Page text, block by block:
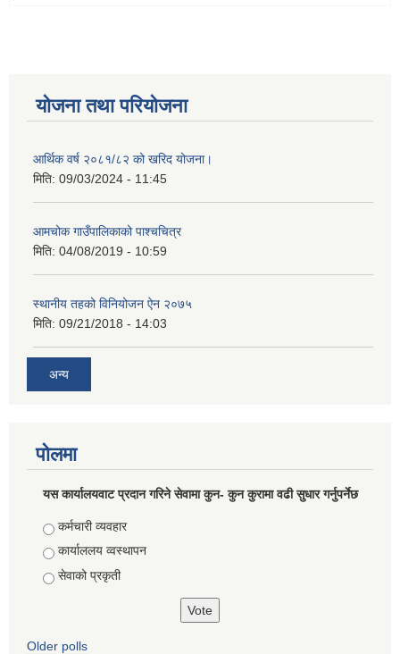
योजना तथा परियोजना
आर्थिक वर्ष २०८१/८२ को खरिद योजना।
मिति: 09/03/2024 - 11:45
आमचोक गाउँपालिकाको पाश्चचित्र
मिति: 04/08/2019 - 10:59
स्थानीय तहको विनियोजन ऐन २०७५
मिति: 09/21/2018 - 14:03
अन्य
पोलमा
यस कार्यालयवाट प्रदान गरिने सेवामा कुन- कुन कुरामा वढी सुधार गर्नुपर्नेछ
Choices
कर्मचारी व्यवहार
कार्याललय व्वस्थापन
सेवाको प्रकृती
Older polls